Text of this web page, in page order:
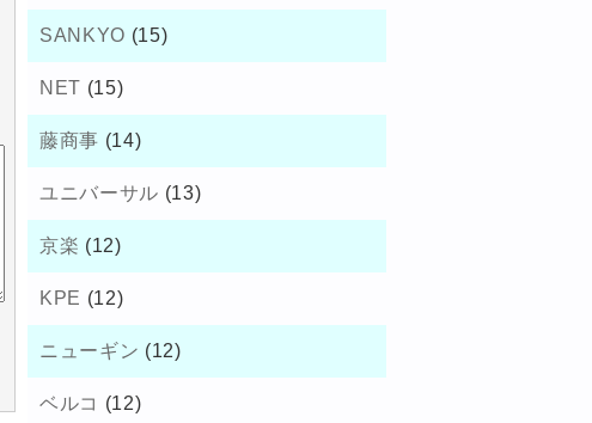
SANKYO (15)
NET (15)
藤商事 (14)
ユニバーサル (13)
京楽 (12)
KPE (12)
ニューギン (12)
ベルコ (12)